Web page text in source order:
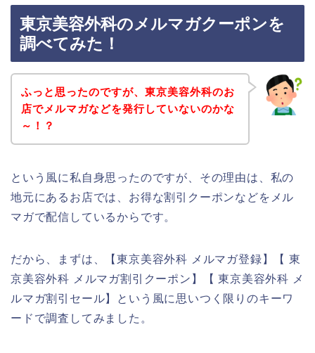
東京美容外科のメルマガクーポンを
調べてみた！
ふっと思ったのですが、東京美容外科のお
店でメルマガなどを発行していないのかな
～！？
という風に私自身思ったのですが、その理由は、私の
地元にあるお店では、お得な割引クーポンなどをメル
マガで配信しているからです。
だから、まずは、【東京美容外科 メルマガ登録】【 東
京美容外科 メルマガ割引クーポン】【 東京美容外科 メ
ルマガ割引セール】という風に思いつく限りのキーワ
ードで調査してみました。